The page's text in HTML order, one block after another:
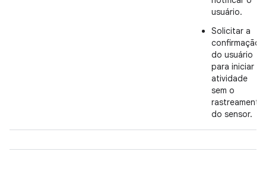
usuário.
Solicitar a
confirmação
do usuário
para iniciar a
atividade
sem o
rastreamento
do sensor.